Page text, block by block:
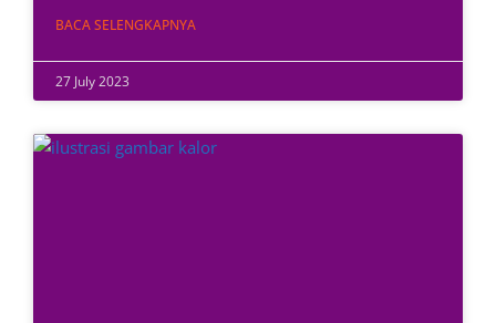
BACA SELENGKAPNYA
27 July 2023